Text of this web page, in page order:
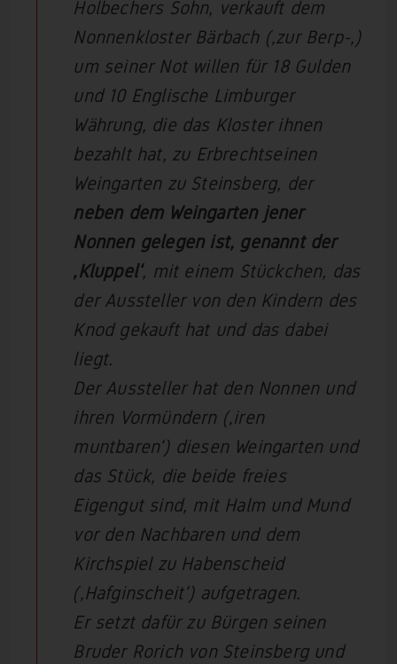
Holbechers Sohn, verkauft dem
Nonnenkloster Bärbach (‚zur Berp-‚)
um seiner Not willen für 18 Gulden
und 10 Englische Limburger
Währung, die das Kloster ihnen
bezahlt hat, zu Erbrechtseinen
Weingarten zu Steinsberg, der
neben dem Weingarten jener
Nonnen gelegen ist, genannt der
‚Kluppel‘, mit einem Stückchen, das
der Aussteller von den Kindern des
Knod gekauft hat und das dabei
liegt.
Der Aussteller hat den Nonnen und
ihren Vormündern (‚iren
muntbaren‘) diesen Weingarten und
das Stück, die beide freies
Eigengut sind, mit Halm und Mund
vor den Nachbaren und dem
Kirchspiel zu Habenscheid
(‚Hafginscheit‘) aufgetragen.
Er setzt dafür zu Bürgen seinen
Bruder Rorich von Steinsberg und